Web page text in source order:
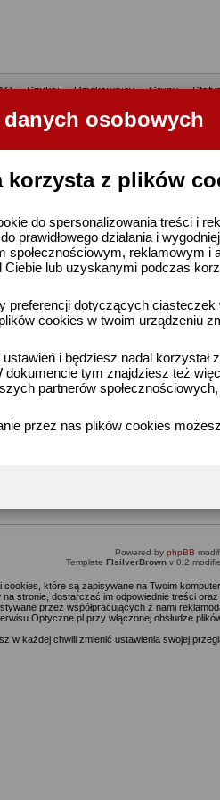
danych osobowych
korzysta z plików
do spersonalizowania treści i
prawidłowego działania i
społecznościowym, reklamowym
lub uzyskanymi podczas
preferencji dotyczących
cookies w twoim urządzeniu
i będziesz nadal
dokumencie tym znajdziesz też
partnerów
przez nas plików cookies
•Szukaj•Użytkownicy•Grupy•
Powered by phpBB
Template FIsilverBrownv 0.2
które są zapisywane na Twoim
stronie, dostarczać im odpowiednie treści
przez współpracujących z nami
Optyczne.pl przy włączonej obsłudze
w każdej chwili zmienić ustawienia swojej